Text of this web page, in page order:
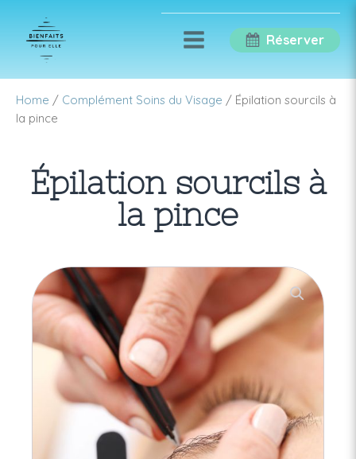
Réserver
Home / Complément Soins du Visage / Épilation sourcils à
la pince
Épilation sourcils à
la pince